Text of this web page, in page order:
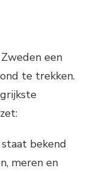
een
te trekken.
bekend
meren en